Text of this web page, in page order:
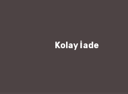
Kolay İade